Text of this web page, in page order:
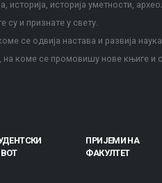
историја, историја уметности,
су и признате у свету.
се одвија настава и развија
коме се промовишу нове књиге и
ПРИЈЕМИ НА
ФАКУЛТЕТ